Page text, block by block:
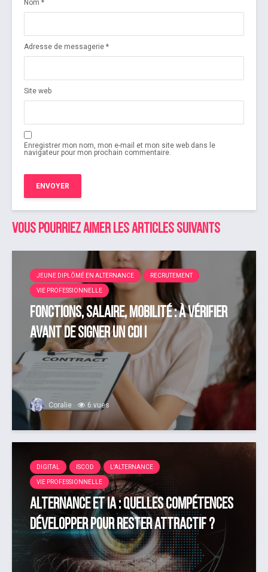
Nom *
Adresse de messagerie *
Site web
Enregistrer mon nom, mon e-mail et mon site web dans le
navigateur pour mon prochain commentaire.
Vous pourriez aimer les articles suivants
JEUNE DIPLÔMÉ EN ALTERNANCE RECRUTEMENT
VIE PROFESSIONNELLE
Fonctions, salaire, mobilité : à vérifier
avant de signer un CDI !
Coralie 6 vues
DIGITAL ISCOD L'ALTERNANCE
VIE PROFESSIONNELLE
Alternance et IA : quelles compétences
développer pour rester attractif ?